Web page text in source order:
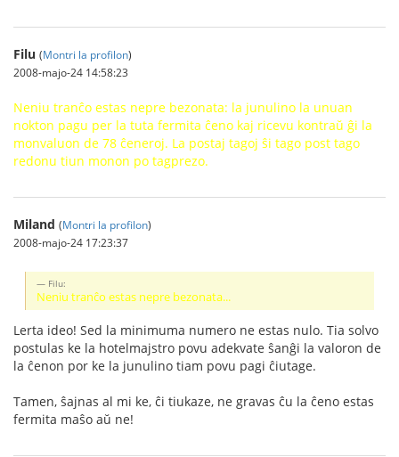
Filu (Montri la profilon)
2008-majo-24 14:58:23
Neniu tranĉo estas nepre bezonata: la junulino la unuan
nokton pagu per la tuta fermita ĉeno kaj ricevu kontraŭ ĝi la
monvaluon de 78 ĉeneroj. La postaj tagoj ŝi tago post tago
redonu tiun monon po tagprezo.
Miland (Montri la profilon)
2008-majo-24 17:23:37
Filu:
Neniu tranĉo estas nepre bezonata...
Lerta ideo! Sed la minimuma numero ne estas nulo. Tia solvo
postulas ke la hotelmajstro povu adekvate ŝanĝi la valoron de
la ĉenon por ke la junulino tiam povu pagi ĉiutage.
Tamen, ŝajnas al mi ke, ĉi tiukaze, ne gravas ĉu la ĉeno estas
fermita maŝo aŭ ne!